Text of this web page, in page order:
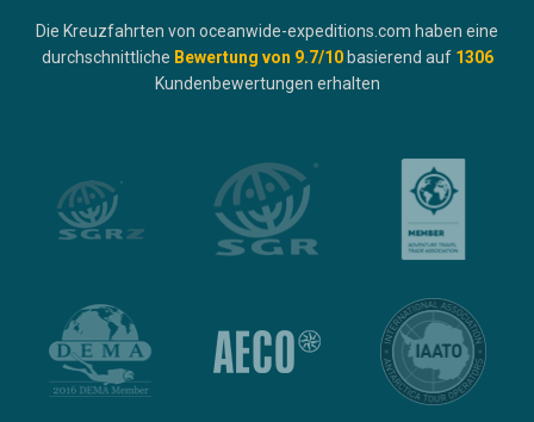
Die Kreuzfahrten von oceanwide-expeditions.com haben eine
durchschnittliche Bewertung von 9.7/10 basierend auf 1306
Kundenbewertungen erhalten